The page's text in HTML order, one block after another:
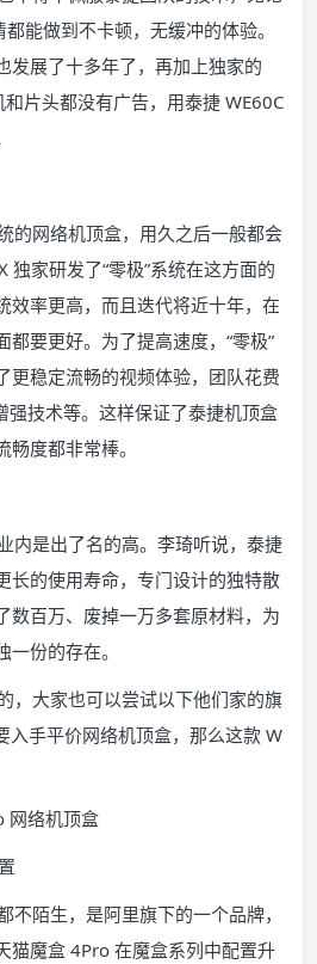
能做到不卡顿，无缓冲的体验。
发展了十多年了，再加上独家的
和片头都没有广告，用泰捷 WE60C
的网络机顶盒，用久之后一般都会
独家研发了“零极”系统在这方面的
效率更高，而且迭代将近十年，在
都要更好。为了提高速度，“零极”
更稳定流畅的视频体验，团队花费
强技术等。这样保证了泰捷机顶盒
度都非常棒。
内是出了名的高。李琦听说，泰捷
长的使用寿命，专门设计的独特散
数百万、废掉一万多套原材料，为
份的存在。
，大家也可以尝试以下他们家的旗
入手平价网络机顶盒，那么这款 W
网络机顶盒
不陌生，是阿里旗下的一个品牌，
猫魔盒 4Pro 在魔盒系列中配置升